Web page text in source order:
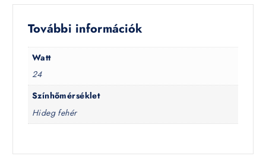
További információk
Watt
24
Színhőmérséklet
Hideg fehér